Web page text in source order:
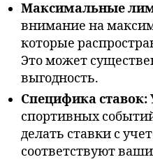
Максимальные
внимание на
которые
Это может
выгодность.
Специфика ставок:
спортивных
делать ставки с
соответствуют